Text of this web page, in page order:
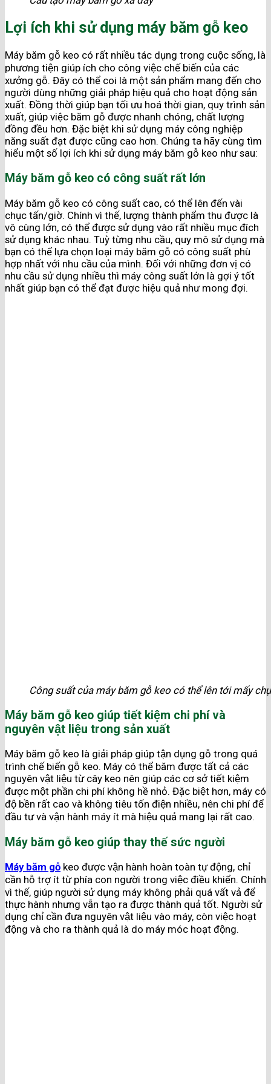
Lợi ích khi sử dụng máy băm gỗ keo
Máy băm gỗ keo có rất nhiều tác dụng trong cuộc sống, là
phương tiện giúp ích cho công việc chế biến của các
xưởng gỗ. Đây có thể coi là một sản phẩm mang đến cho
người dùng những giải pháp hiệu quả cho hoạt động sản
xuất. Đồng thời giúp bạn tối ưu hoá thời gian, quy trình sản
xuất, giúp việc băm gỗ được nhanh chóng, chất lượng
đồng đều hơn. Đặc biệt khi sử dụng máy công nghiệp
năng suất đạt được cũng cao hơn. Chúng ta hãy cùng tìm
hiểu một số lợi ích khi sử dụng máy băm gỗ keo như sau:
Máy băm gỗ keo có công suất rất lớn
Máy băm gỗ keo có công suất cao, có thể lên đến vài
chục tấn/giờ. Chính vì thế, lượng thành phẩm thu được là
vô cùng lớn, có thể được sử dụng vào rất nhiều mục đích
sử dụng khác nhau. Tuỳ từng nhu cầu, quy mô sử dụng mà
bạn có thể lựa chọn loại máy băm gỗ có công suất phù
hợp nhất với nhu cầu của mình. Đối với những đơn vị có
nhu cầu sử dụng nhiều thì máy công suất lớn là gợi ý tốt
nhất giúp bạn có thể đạt được hiệu quả như mong đợi.
Công suất của máy băm gỗ keo có thể lên tới mấy
Máy băm gỗ keo giúp tiết kiệm chi phí và
nguyên vật liệu trong sản xuất
Máy băm gỗ keo là giải pháp giúp tận dụng gỗ trong quá
trình chế biến gỗ keo. Máy có thể băm được tất cả các
nguyên vật liệu từ cây keo nên giúp các cơ sở tiết kiệm
được một phần chi phí không hề nhỏ. Đặc biệt hơn, máy có
độ bền rất cao và không tiêu tốn điện nhiều, nên chi phí để
đầu tư và vận hành máy ít mà hiệu quả mang lại rất cao.
Máy băm gỗ keo giúp thay thế sức người
Máy băm gỗ keo được vận hành hoàn toàn tự động, chỉ
cần hỗ trợ ít từ phía con người trong việc điều khiển. Chính
vì thế, giúp người sử dụng máy không phải quá vất vả để
thực hành nhưng vẫn tạo ra được thành quả tốt. Người sử
dụng chỉ cần đưa nguyên vật liệu vào máy, còn việc hoạt
động và cho ra thành quả là do máy móc hoạt động.